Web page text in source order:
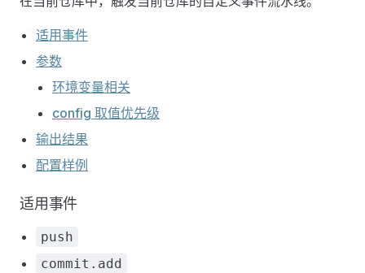
适用事件
参数
环境变量相关
config 取值优先级
输出结果
配置样例
适用事件
push
commit.add